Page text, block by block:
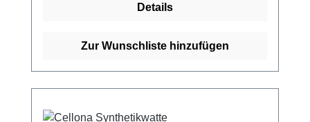
Herstellers Kaufen Sie jetzt Cellona Polster
unserem schnellen Versand und unserem
Details
Zur Wunschliste hinzufügen